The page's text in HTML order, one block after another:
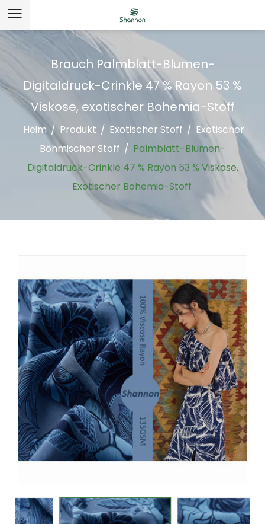
Brauch Palmblatt-Blumen-
Digitaldruck-Crinkle 47 % Rayon 53 %
Viskose, exotischer Bohemia-Stoff
Heim / Produkt / Exotischer Stoff / Exotischer
Böhmischer Stoff / Palmblatt-Blumen-
Digitaldruck-Crinkle 47 % Rayon 53 % Viskose,
Exotischer Bohemia-Stoff